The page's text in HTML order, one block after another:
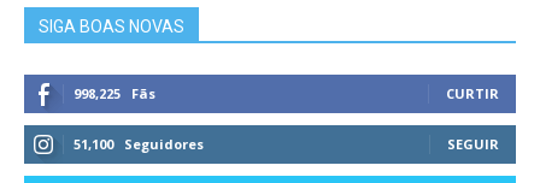
SIGA BOAS NOVAS
998,225 Fãs CURTIR
51,100 Seguidores SEGUIR